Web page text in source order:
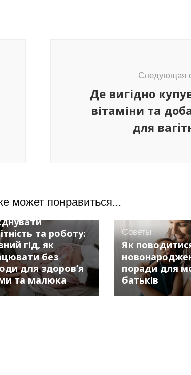
Следующая
Де вигідно
вітаміни та
для
может понравиться...
(H1): Як
та роботу:
гід, як
без
для здоров’я
та малюка
Советы
Як
поради для
батьків